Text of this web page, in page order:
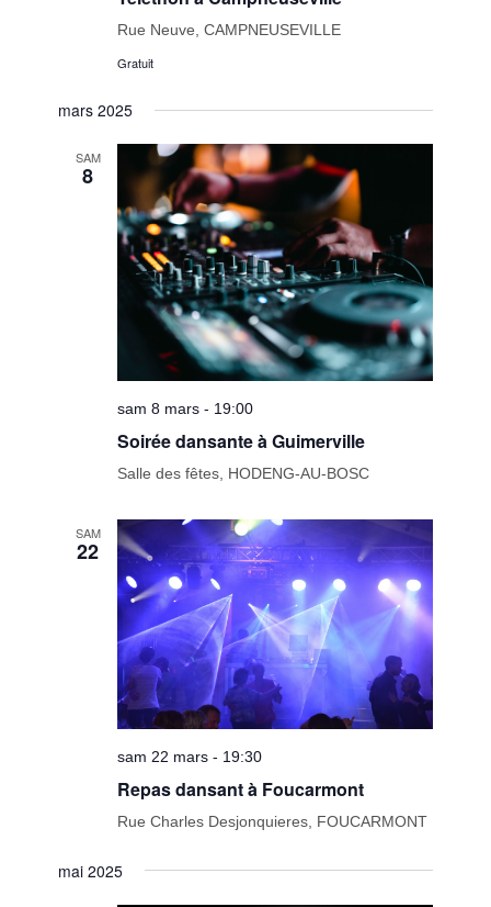
Rue Neuve, CAMPNEUSEVILLE
Gratuit
mars 2025
SAM
8
sam 8 mars - 19:00
Soirée dansante à Guimerville
Salle des fêtes, HODENG-AU-BOSC
SAM
22
sam 22 mars - 19:30
Repas dansant à Foucarmont
Rue Charles Desjonquieres, FOUCARMONT
mai 2025